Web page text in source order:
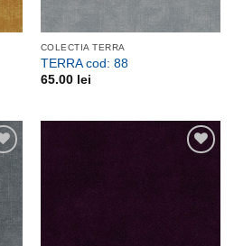
COLECTIA TERRA
TERRA cod: 88
65.00 lei